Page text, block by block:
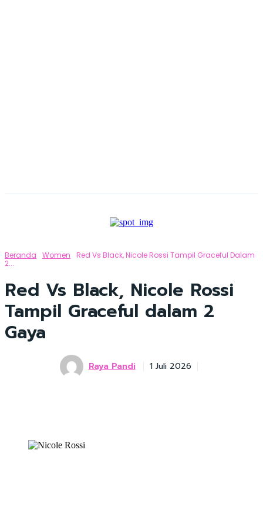
Beranda Women
Red Vs Black, Nicole Rossi Tampil Graceful Dalam
2...
Red Vs Black, Nicole Rossi
Tampil Graceful dalam 2
Gaya
Raya Pandi 1 Juli 2026